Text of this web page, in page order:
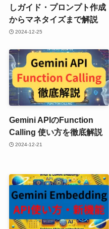
しガイド・プロンプト作成
からマネタイズまで解説
2024-12-25
Gemini APIのFunction
Calling 使い方を徹底解説
2024-12-21